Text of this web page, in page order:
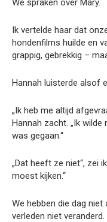
We spraken over Mary.
Ik vertelde haar dat
hondenfilms huilde en
grappig, gebrekkig –
Hannah luisterde alsof
„Ik heb me altijd
Hannah zacht. „Ik
was gegaan.“
„Dat heeft ze niet“, zei
moest kijken.“
We hebben die dag
verleden niet